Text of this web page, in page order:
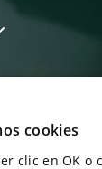
cookies
clic en OK o